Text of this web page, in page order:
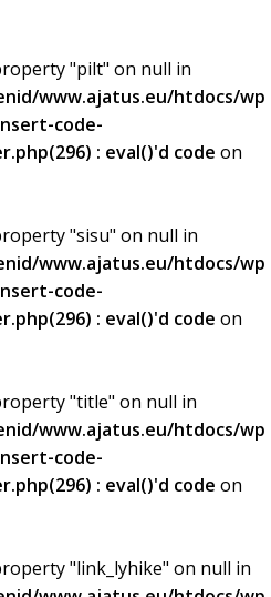
"pilt" on null in
www.ajatus.eu/htdocs/wp
code-
: eval()'d code on
"sisu" on null in
www.ajatus.eu/htdocs/wp
code-
: eval()'d code on
"title" on null in
www.ajatus.eu/htdocs/wp
code-
: eval()'d code on
"link_lyhike" on null in